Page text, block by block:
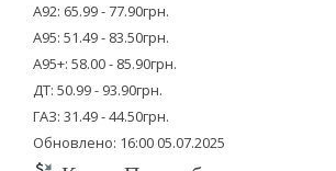
А92: 65.99 - 77.90грн.
А95: 51.49 - 83.50грн.
А95+: 58.00 - 85.90грн.
ДТ: 50.99 - 93.90грн.
ГАЗ: 31.49 - 44.50грн.
Обновлено: 16:00 05.07.2025